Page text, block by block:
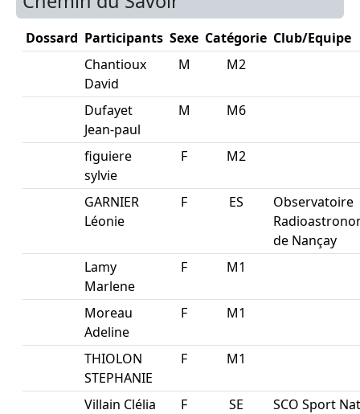
Dossard Participants Sexe Catégorie Club/Equipe
Chantioux
David
M M2
Dufayet
Jean-paul
M M6
figuiere
sylvie
F M2
GARNIER
Léonie
F ES
Observatoire
de Nançay
Lamy
Marlene
F M1
Moreau
Adeline
F M1
THIOLON
STEPHANIE
F M1
Villain Clélia F SE SCO Sport